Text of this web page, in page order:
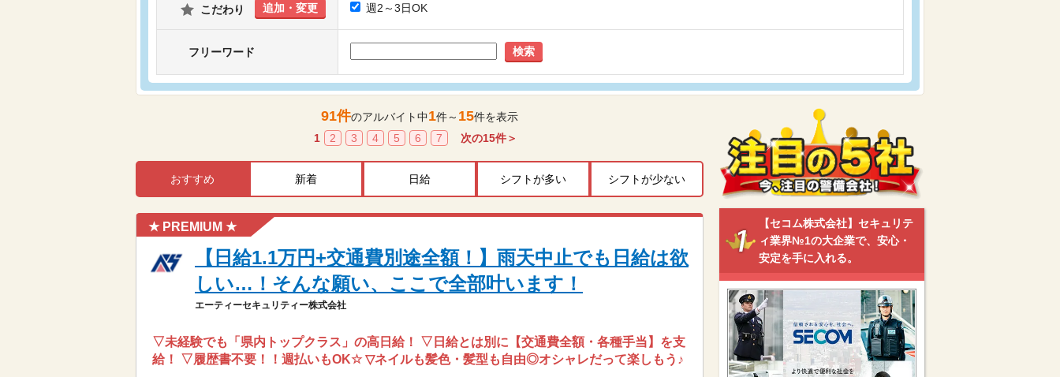
こだわり 追加・変更 週2～3日OK
フリーワード 検索
91件のアルバイト中1件～ 15件を表示
1
2 3 4 5 6 7 次の15件＞
おすすめ 新着 日給 シフトが多い シフトが少ない
★ PREMIUM ★
【日給1.1万円+交通費別途全額！】雨天中止でも日給は欲
しい…！そんな願い、ここで全部叶います！
エーティーセキュリティー株式会社
▽未経験でも「県内トップクラス」の高日給！ ▽日給とは別に【交通費全額・各種手当】を支
給！ ▽履歴書不要！！週払いもOK☆ ▽ネイルも髪色・髪型も自由◎オシャレだって楽しもう♪
【セコム株式会社】セキュリテ
ィ業界№1の大企業で、安心・
安定を手に入れる。